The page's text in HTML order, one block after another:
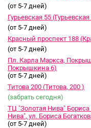
(от 5-7 дней)
Гурьевская 55 (Гурьевская
(от 5-7 дней)
Красный проспект 188
(от 5-7 дней)
Пл. Карла Маркса,
Покрышкина 6)
(от 5-7 дней)
Титова 200 (Титова, 200 )
(забрать сегодня)
ТЦ "Золотая Нива" Бориса
Нива", ул. Бориса
(от 5-7 дней)